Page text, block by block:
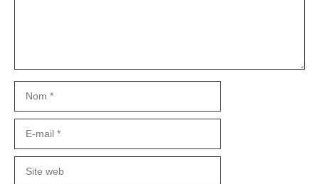
mail
web